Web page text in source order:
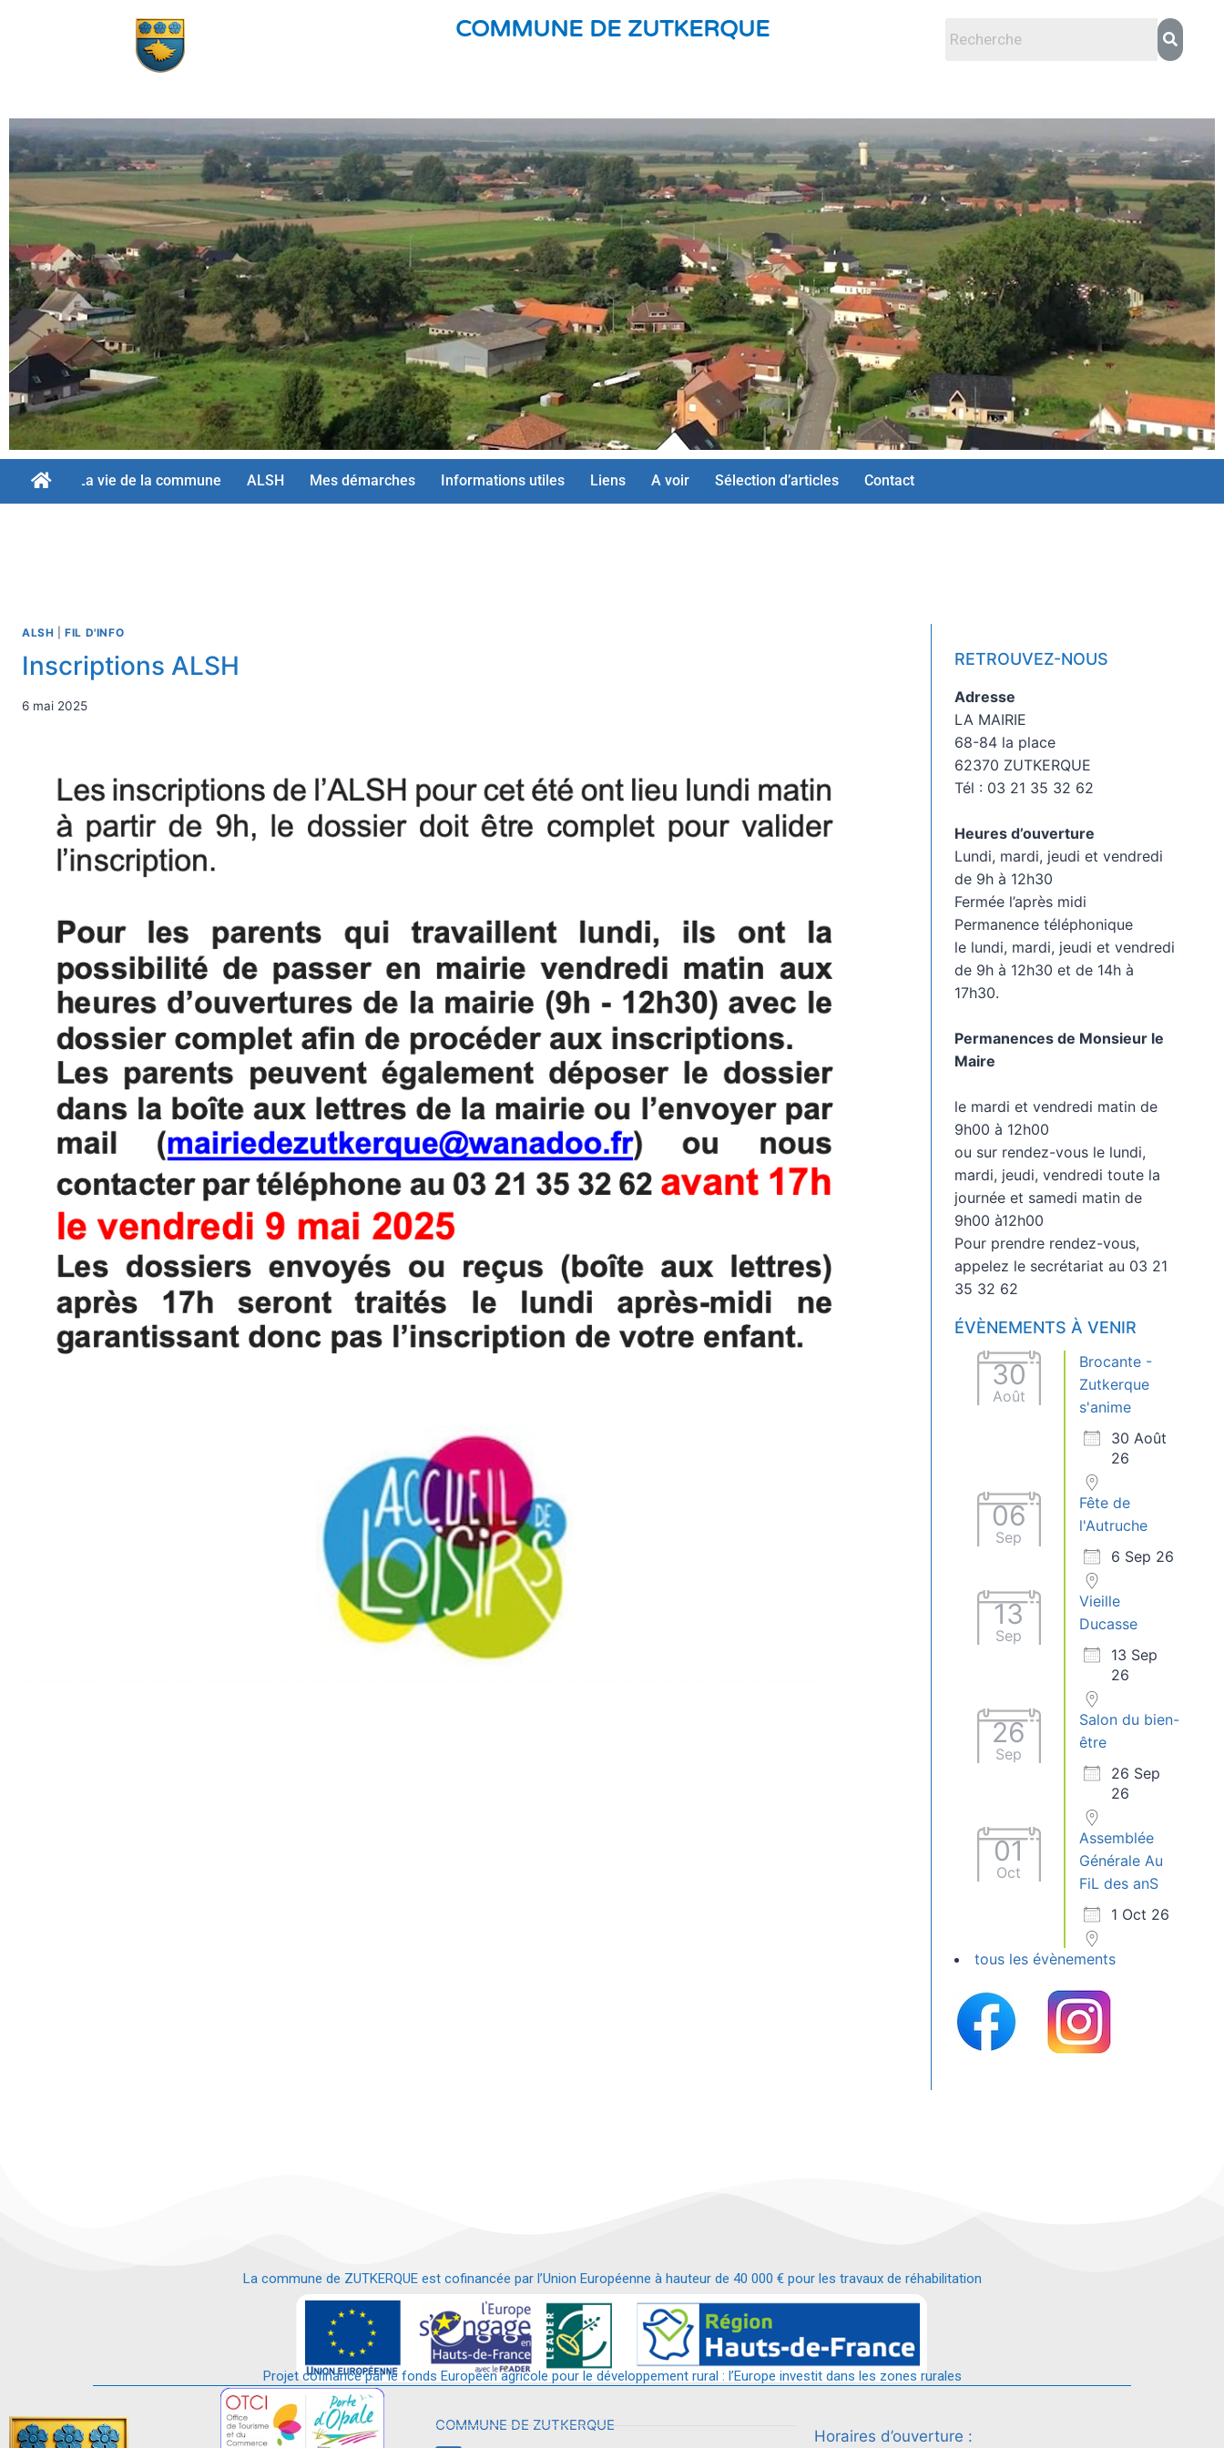
COMMUNE DE ZUTKERQUE
La vie de la commune ALSH Mes démarches Informations utiles Liens A voir Sélection d’articles Contact
ALSH |FIL D'INFO
Inscriptions ALSH
6 mai 2025
RETROUVEZ-NOUS
Adresse
LA MAIRIE
68-84 la place
62370 ZUTKERQUE
Tél : 03 21 35 32 62
Heures d’ouverture
Lundi, mardi, jeudi et vendredi
de 9h à 12h30
Fermée l’après midi
Permanence téléphonique
le lundi, mardi, jeudi et vendredi
de 9h à 12h30 et de 14h à
17h30.
Permanences de Monsieur le
Maire
le mardi et vendredi matin de
9h00 à 12h00
ou sur rendez-vous le lundi,
mardi, jeudi, vendredi toute la
journée et samedi matin de
9h00 à12h00
Pour prendre rendez-vous,
appelez le secrétariat au 03 21
35 32 62
ÉVÈNEMENTS À VENIR
30
Août
Brocante -
Zutkerque
s'anime
30 Août
26
06
Sep
Fête de
l'Autruche
6 Sep 26
13
Sep
Vieille
Ducasse
13 Sep
26
26
Sep
Salon du bien-
être
26 Sep
26
01
Oct
Assemblée
Générale Au
FiL des anS
1 Oct 26
tous les évènements
La commune de ZUTKERQUE est cofinancée par l’Union Européenne à hauteur de 40 000 € pour les travaux de réhabilitation
et requalification d’un bâtiment en services et commerces de proximité.
Projet cofinancé par le fonds Européen agricole pour le développement rural : l’Europe investit dans les zones rurales
COMMUNE DE ZUTKERQUE
Horaires d’ouverture :